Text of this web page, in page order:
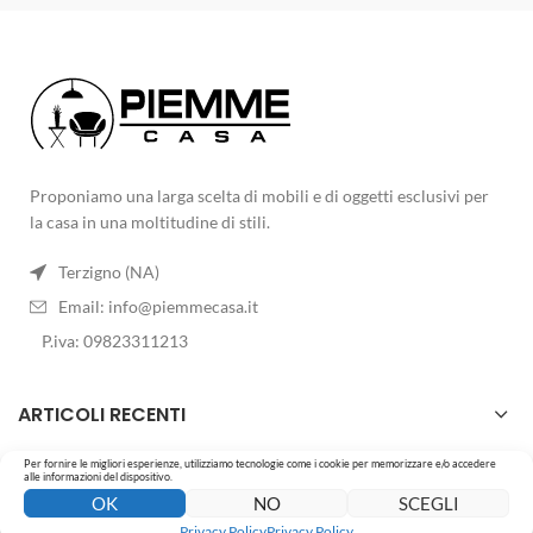
Per fornire le migliori esperienze, utilizziamo tecnologie come i cookie per memorizzare e/o accedere
alle informazioni del dispositivo.
OK NO SCEGLI
Proponiamo una larga scelta di mobili e di oggetti esclusivi per
la casa in una moltitudine di stili.
Terzigno (NA)
Email: info@piemmecasa.it
P.iva: 09823311213
ARTICOLI RECENTI
LO STORE
Barra laterale Wishlist